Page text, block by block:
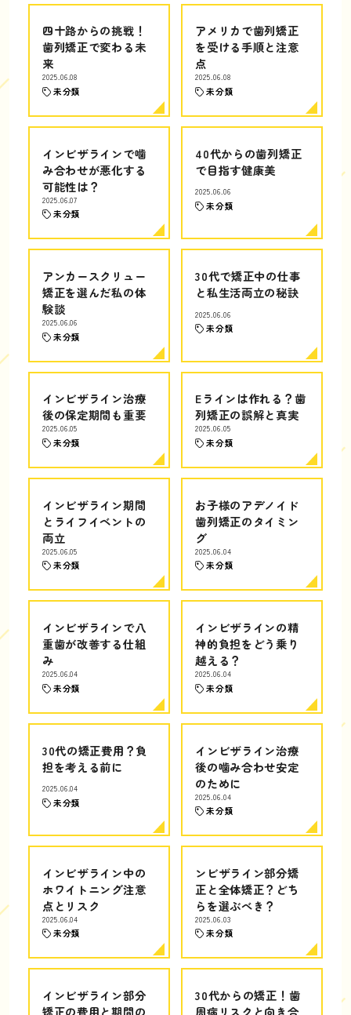
四十路からの挑戦！
歯列矯正で変わる未
来
2025.06.08
未分類
アメリカで歯列矯正
を受ける手順と注意
点
2025.06.08
未分類
インビザラインで噛
み合わせが悪化する
可能性は？
2025.06.07
未分類
40代からの歯列矯正
で目指す健康美
2025.06.06
未分類
アンカースクリュー
矯正を選んだ私の体
験談
2025.06.06
未分類
30代で矯正中の仕事
と私生活両立の秘訣
2025.06.06
未分類
インビザライン治療
後の保定期間も重要
2025.06.05
未分類
Eラインは作れる？歯
列矯正の誤解と真実
2025.06.05
未分類
インビザライン期間
とライフイベントの
両立
2025.06.05
未分類
お子様のアデノイド
歯列矯正のタイミン
グ
2025.06.04
未分類
インビザラインで八
重歯が改善する仕組
み
2025.06.04
未分類
インビザラインの精
神的負担をどう乗り
越える？
2025.06.04
未分類
30代の矯正費用？負
担を考える前に
2025.06.04
未分類
インビザライン治療
後の噛み合わせ安定
のために
2025.06.04
未分類
インビザライン中の
ホワイトニング注意
点とリスク
2025.06.04
未分類
ンビザライン部分矯
正と全体矯正？どち
らを選ぶべき？
2025.06.03
未分類
インビザライン部分
矯正の費用と期間の
30代からの矯正！歯
周病リスクと向き合